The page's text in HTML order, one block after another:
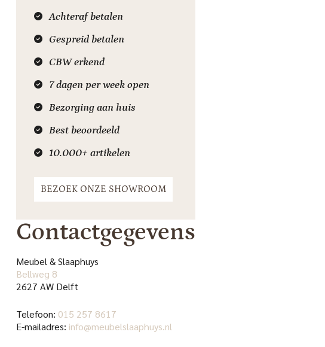
Achteraf betalen
Gespreid betalen
CBW erkend
7 dagen per week open
Bezorging aan huis
Best beoordeeld
10.000+ artikelen
BEZOEK ONZE SHOWROOM
Contactgegevens
Meubel & Slaaphuys
Bellweg 8
2627 AW Delft
Telefoon: 015 257 8617
E-mailadres: info@meubelslaaphuys.nl